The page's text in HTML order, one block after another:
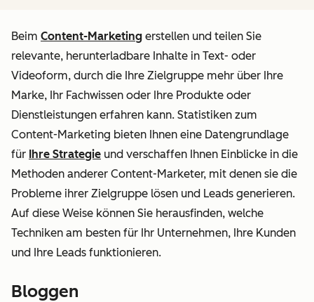
Beim Content-Marketing erstellen und teilen Sie
relevante, herunterladbare Inhalte in Text- oder
Videoform, durch die Ihre Zielgruppe mehr über Ihre
Marke, Ihr Fachwissen oder Ihre Produkte oder
Dienstleistungen erfahren kann. Statistiken zum
Content-Marketing bieten Ihnen eine Datengrundlage
für Ihre Strategie und verschaffen Ihnen Einblicke in die
Methoden anderer Content-Marketer, mit denen sie die
Probleme ihrer Zielgruppe lösen und Leads generieren.
Auf diese Weise können Sie herausfinden, welche
Techniken am besten für Ihr Unternehmen, Ihre Kunden
und Ihre Leads funktionieren.
Bloggen